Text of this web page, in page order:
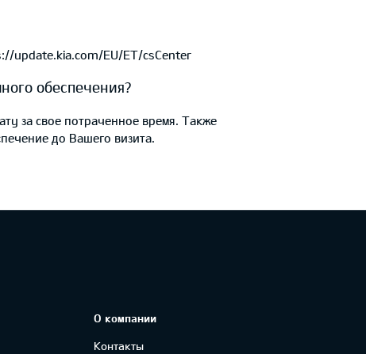
update.kia.com/EU/ET/csCenter
обеспечения?
за свое потраченное время. Также
до Вашего визита.
О компании
Контакты